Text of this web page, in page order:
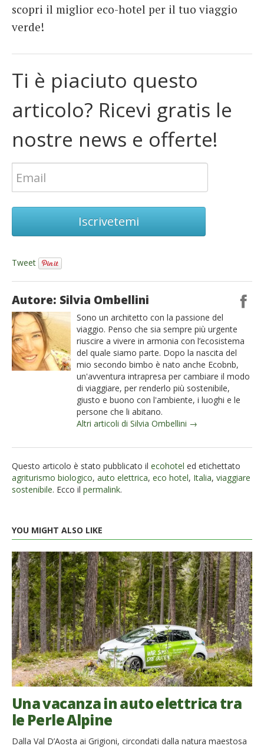
scopri il miglior eco-hotel per il tuo viaggio
verde!
Ti è piaciuto questo
articolo? Ricevi gratis le
nostre news e offerte!
Iscrivetemi
Tweet
Autore: Silvia Ombellini
Sono un architetto con la passione del
viaggio. Penso che sia sempre più urgente
riuscire a vivere in armonia con l’ecosistema
del quale siamo parte. Dopo la nascita del
mio secondo bimbo è nato anche Ecobnb,
un'avventura intrapresa per cambiare il modo
di viaggiare, per renderlo più sostenibile,
giusto e buono con l'ambiente, i luoghi e le
persone che li abitano.
Altri articoli di Silvia Ombellini →
Questo articolo è stato pubblicato il ecohotel ed etichettato
agriturismo biologico, auto elettrica, eco hotel, Italia, viaggiare
sostenibile. Ecco il permalink.
YOU MIGHT ALSO LIKE
Una vacanza in auto elettrica tra
le Perle Alpine
Dalla Val D’Aosta ai Grigioni, circondati dalla natura maestosa